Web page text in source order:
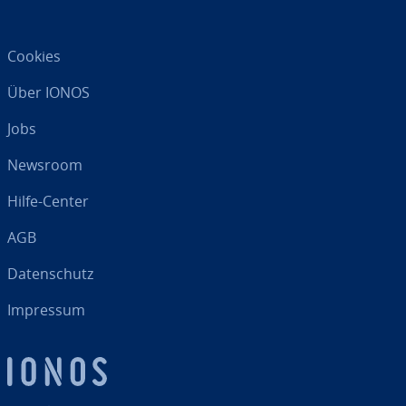
Cookies
Über IONOS
Jobs
Newsroom
Hilfe-Center
AGB
Da­ten­schutz
Impressum